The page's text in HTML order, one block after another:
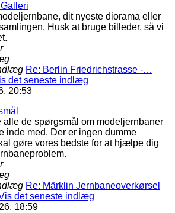
dit nyeste diorama eller
Husk at bruge billeder, så vi
Re: Berlin Friedrichstrasse -…
det seneste indlæg
20:53
alle de spørgsmål om modeljernbaner
inde med. Der er ingen dumme
gøre vores bedste for at hjælpe dig
Re: Märklin Jernbaneoverkørsel
det seneste indlæg
18:59